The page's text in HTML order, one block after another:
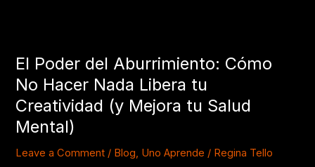
El Poder del Aburrimiento: Cómo
No Hacer Nada Libera tu
Creatividad (y Mejora tu Salud
Mental)
Leave a Comment / Blog, Uno Aprende / Regina Tello
del
Aburrimiento:
Cómo
No
Hacer
Libera